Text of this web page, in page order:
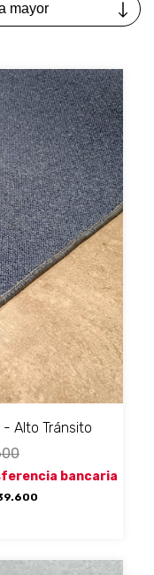
Alto Tránsito
bancaria